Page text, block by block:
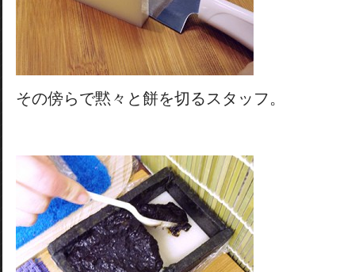
その傍らで黙々と餅を切るスタッフ。